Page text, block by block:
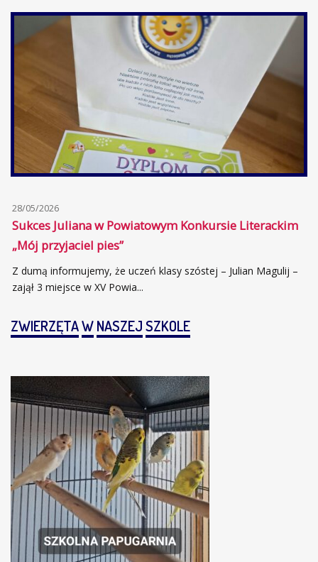
28/05/2026
Sukces Juliana w Powiatowym Konkursie Literackim
„Mój przyjaciel pies”
Z dumą informujemy, że uczeń klasy szóstej – Julian Magulij –
zajął 3 miejsce w XV Powia...
ZWIERZĘTAWNASZEJSZKOLE